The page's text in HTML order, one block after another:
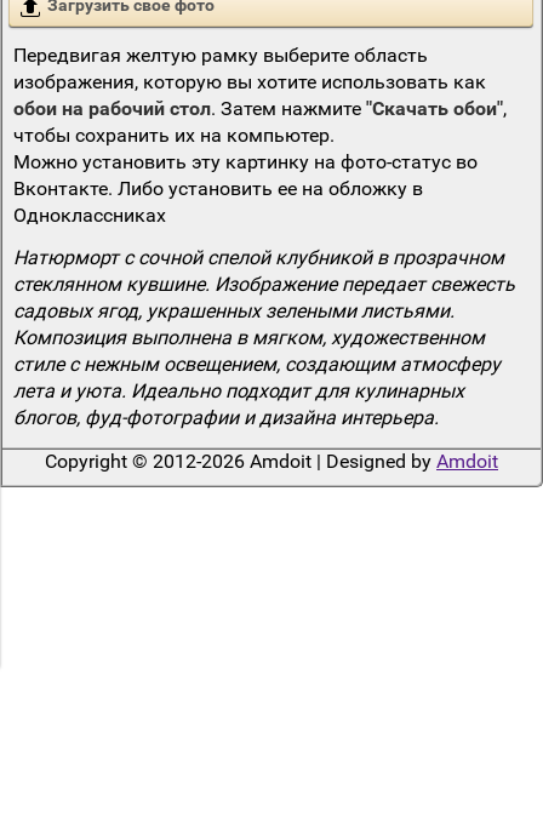
Загрузить свое фото
Передвигая желтую рамку выберите область
изображения, которую вы хотите использовать как
обои на рабочий стол. Затем нажмите "Скачать обои",
чтобы сохранить их на компьютер.
Можно установить эту картинку на фото-статус во
Вконтакте. Либо установить ее на обложку в
Одноклассниках
Натюрморт с сочной спелой клубникой в прозрачном
стеклянном кувшине. Изображение передает свежесть
садовых ягод, украшенных зелеными листьями.
Композиция выполнена в мягком, художественном
стиле с нежным освещением, создающим атмосферу
лета и уюта. Идеально подходит для кулинарных
блогов, фуд-фотографии и дизайна интерьера.
Copyright © 2012-2026 Amdoit | Designed by Amdoit